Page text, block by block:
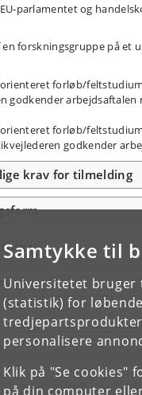
Samtykke til
Universitetet
(statistik) for
personalisere
Klik på "Se cookies"
på din computer
parlamentet og
en forskningsgruppe på et
forløb/
godkender
forløb/
godkender
krav for tilmelding